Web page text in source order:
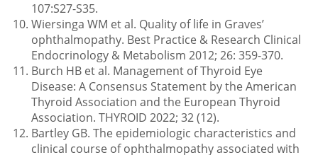
Descrizione del video Trascrizione
Fisiopatologia della TED
Sensazione di
pressione
retrooculare
Rossore
congiuntivale
Gonfiore delle
palpebre
Coinvolgimento dei muscoli extraoculari
depressione9
Pazienti che
107:S27-S35.
Wiersinga WM et al. Quality of life in Graves’
ophthalmopathy. Best Practice & Research Clinical
Endocrinology & Metabolism 2012; 26: 359-370.
Burch HB et al. Management of Thyroid Eye
Disease: A Consensus Statement by the American
Thyroid Association and the European Thyroid
Association. THYROID 2022; 32 (12).
Bartley GB. The epidemiologic characteristics and
clinical course of ophthalmopathy associated with